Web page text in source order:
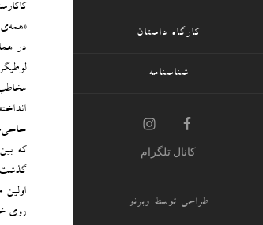
کارگاه داستان
شناسنامه
کانال تلگرام
طراحی توسط وبرنو
در
که
روی